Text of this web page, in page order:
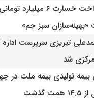
پرداخت خسارت ۶
سبز جم»
تبریزی سرپرست
شد
تولیدی بیمه ملت در
گذشت